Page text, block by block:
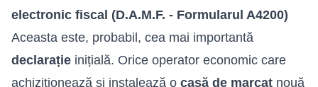
electronic fiscal (D.A.M.F. - Formularul A4200)
Aceasta este, probabil, cea mai importantă
declarație inițială. Orice operator economic care
achiziționează și instalează o casă de marcat nouă